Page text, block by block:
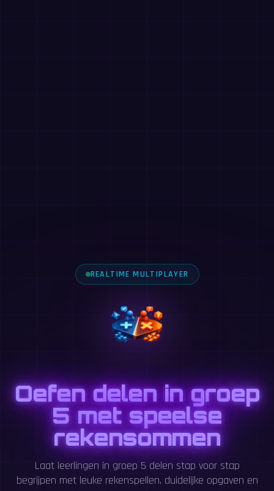
REALTIME MULTIPLAYER
Oefen delen in groep
5 met speelse
rekensommen
Laat leerlingen in groep 5 delen stap voor stap
begrijpen met leuke rekenspellen, duidelijke opgaven en